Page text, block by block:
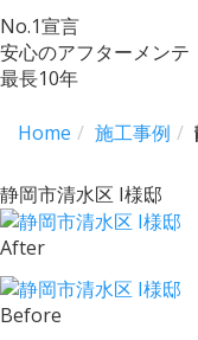
No.1宣言
安心のアフターメンテ
最長10年
Home 施工事例
静岡市清水区 I様邸
After
Before